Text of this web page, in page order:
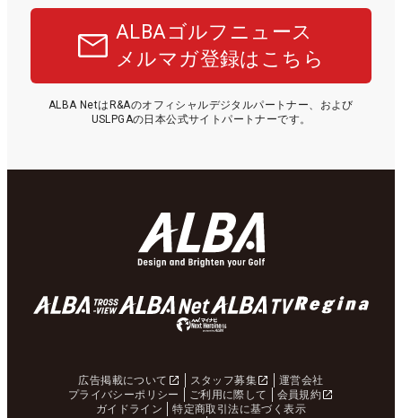
ALBAゴルフニュース
メルマガ登録はこちら
ALBA NetはR&Aのオフィシャルデジタルパートナー、および
USLPGAの日本公式サイトパートナーです。
広告掲載について スタッフ募集
運営会社
プライバシーポリシー
ご利用に際して
会員規約
ガイドライン
特定商取引法に基づく表示